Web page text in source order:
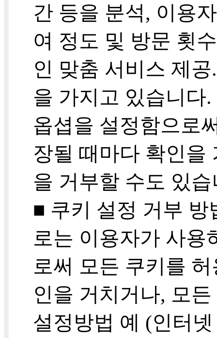
간 등을 분석, 이용
여 정도 및 방문 횟
인 맞춤 서비스 제
을 가지고 있습니다
옵셥을 설정함으로
장될 때마다 확인을
을 거부할 수도 있
■ 쿠키 설정 거부
로는 이용자가 사용
로써 모든 쿠키를
인을 거치거나, 모
설정방법 예 (인터